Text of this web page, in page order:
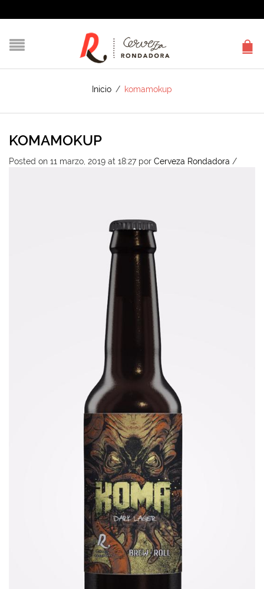
Inicio / komamokup
KOMAMOKUP
Posted on 11 marzo, 2019 at 18:27 por Cerveza Rondadora /